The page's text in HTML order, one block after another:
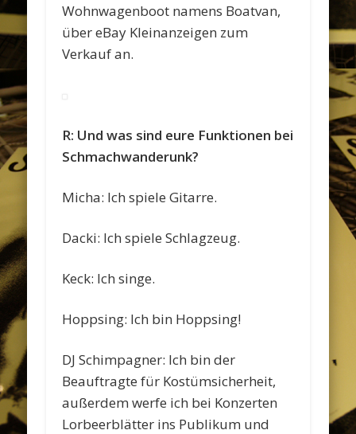
Wohnwagenboot namens Boatvan,
über eBay Kleinanzeigen zum
Verkauf an.
R: Und was sind eure Funktionen bei
Schmachwanderunk?
Micha: Ich spiele Gitarre.
Dacki: Ich spiele Schlagzeug.
Keck: Ich singe.
Hoppsing: Ich bin Hoppsing!
DJ Schimpagner: Ich bin der
Beauftragte für Kostümsicherheit,
außerdem werfe ich bei Konzerten
Lorbeerblätter ins Publikum und